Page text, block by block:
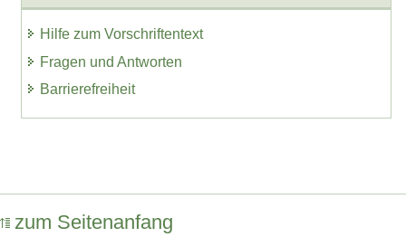
Hilfe zum Vorschriftentext
Fragen und Antworten
Barrierefreiheit
zum Seitenanfang